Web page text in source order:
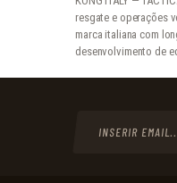
resgate e operações
marca italiana com
desenvolvimento de